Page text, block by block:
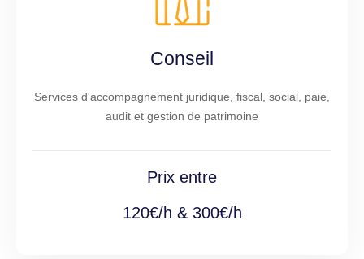
Conseil
Services d'accompagnement juridique, fiscal, social, paie,
audit et gestion de patrimoine
Prix entre
120€/h & 300€/h